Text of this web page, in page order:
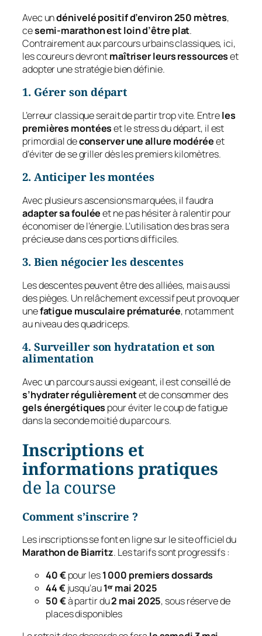
Avec undénivelé positif d’environ 250 mètres,
cesemi-marathon est loin d’être plat.
Contrairement aux parcours urbains classiques, ici,
les coureurs devrontmaîtriser leurs ressourceset
adopter une stratégie bien définie.
1. Gérer son départ
L’erreur classique serait de partir trop vite. Entreles
premières montéeset le stress du départ, il est
primordial deconserver une allure modéréeet
d’éviter de se griller dès les premiers kilomètres.
2. Anticiper les montées
Avec plusieurs ascensions marquées, il faudra
adapter sa fouléeet ne pas hésiter à ralentir pour
économiser de l’énergie. L’utilisation des bras sera
précieuse dans ces portions difficiles.
3. Bien négocier les descentes
Les descentes peuvent être des alliées, mais aussi
des pièges. Un relâchement excessif peut provoquer
unefatigue musculaire prématurée, notamment
au niveau des quadriceps.
4. Surveiller son hydratation et son
alimentation
Avec un parcours aussi exigeant, il est conseillé de
s’hydrater régulièrementet de consommer des
gels énergétiques pour éviter le coup de fatigue
dans la seconde moitié du parcours.
Inscriptions et
informations pratiques
de la course
Comment s’inscrire ?
Les inscriptions se font en ligne sur le site officiel du
Marathon de Biarritz. Les tarifs sont progressifs :
40 €pour les1 000 premiers dossards
44 €jusqu’au1ᵉʳ mai 2025
50 €à partir du2 mai 2025, sous réserve de
places disponibles